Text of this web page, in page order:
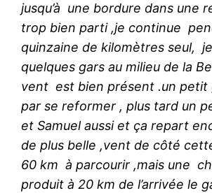
jusqu’à une bordure dans une
trop bien parti ,je continue
quinzaine de kilomètres seul,
quelques gars au milieu de la
vent est bien présent .un petit
par se reformer , plus tard un
et Samuel aussi et ça repart
de plus belle ,vent de côté
60 km à parcourir ,mais une
produit à 20 km de l’arrivée le